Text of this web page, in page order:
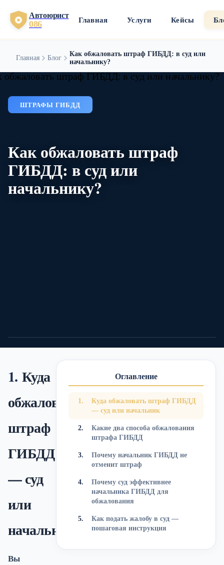
Автоюрист
086 Главная Услуги Кейсы
Главная Блог
Как обжаловать штраф ГИБДД: в суд или
начальнику?
ШТРАФЫ ГИБДД
Как обжаловать штраф
ГИБДД: в суд или
начальнику?
Автоюрист 9 мин. 15 0 0
Куда
обжаловать
штраф
ГИБДД
— суд
или
начальник
Вы
Оглавление
Куда обжаловать штраф ГИБДД
— суд или начальник
Какие два способа обжалования
штрафа ГИБДД
Почему начальник ГИБДД не
отменит штраф
Почему суд эффективнее
начальника ГИБДД для
обжалования
Как подать жалобу в суд —
пошаговая инструкция